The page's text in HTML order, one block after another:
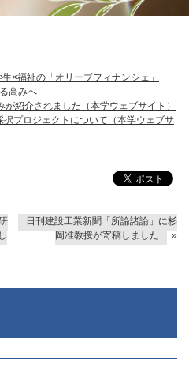
×福祉の「オリーブフィナンシェ」
高みへ
紹介されました（本学ウェブサイト）
択プロジェクトについて（本学ウェブサ
日刊建設工業新聞「所論諸論」に杉
岡准教授が寄稿しました
»